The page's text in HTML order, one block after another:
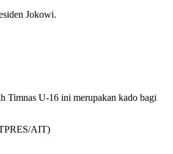
Jokowi.
Timnas U-16 ini merupakan kado bagi
AIT)